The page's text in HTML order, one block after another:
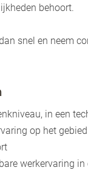
behoort.
snel en neem
in een
op het
werkervaring in